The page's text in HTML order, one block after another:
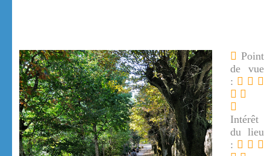
Point
de vue
:
Intérêt
du lieu
: